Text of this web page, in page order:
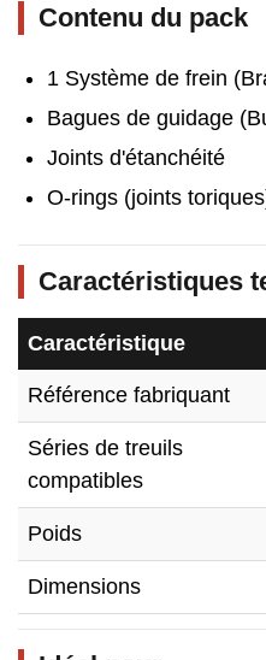
Contenu du pack
1 Système de frein
Bagues de guidage
Joints d'étanchéité
O-rings (joints
Caractéristiques
Caractéristique
Référence fabriquant
Séries de treuils
compatibles
Poids
Dimensions